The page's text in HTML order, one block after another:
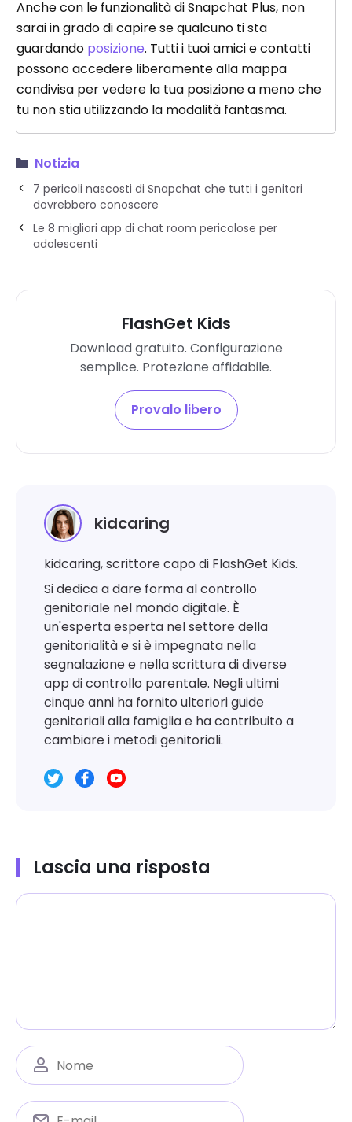
Anche con le funzionalità di Snapchat Plus, non
sarai in grado di capire se qualcuno ti sta
guardando posizione. Tutti i tuoi amici e contatti
possono accedere liberamente alla mappa
condivisa per vedere la tua posizione a meno che
tu non stia utilizzando la modalità fantasma.
Notizia
7 pericoli nascosti di Snapchat che tutti i genitori
dovrebbero conoscere
Le 8 migliori app di chat room pericolose per
adolescenti
FlashGet Kids
Download gratuito. Configurazione
semplice. Protezione affidabile.
Provalo libero
kidcaring
kidcaring, scrittore capo di FlashGet Kids.
Si dedica a dare forma al controllo
genitoriale nel mondo digitale. È
un'esperta esperta nel settore della
genitorialità e si è impegnata nella
segnalazione e nella scrittura di diverse
app di controllo parentale. Negli ultimi
cinque anni ha fornito ulteriori guide
genitoriali alla famiglia e ha contribuito a
cambiare i metodi genitoriali.
Lascia una risposta